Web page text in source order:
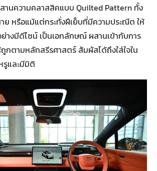
านความคลาสสิคแบบ Quilted Pattern ทั้ง
ย หรือแม้แต่กระทั่งฝีเย็บที่มีความประณีต ให้
างมีดีไซน์ เป็นเอกลักษณ์ ผสานเข้ากับการ
ถูกตามหลักสรีรศาสตร์ สัมผัสได้ถึงใส่ใจใน
รูและมีมิติ